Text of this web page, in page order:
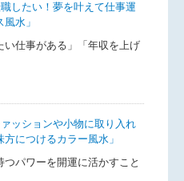
したい！夢を叶えて仕事運
水」
い仕事がある」「年収を上げ
ッションや小物に取り入れ
につけるカラー風水」
つパワーを開運に活かすこと